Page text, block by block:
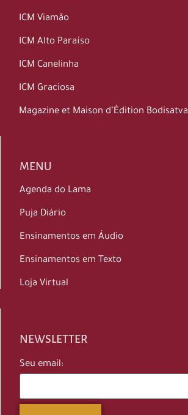
ICM Viamão
ICM Alto Paraíso
ICM Canelinha
ICM Graciosa
Magazine et Maison d’Édition Bodisatva
MENU
Agenda do Lama
Puja Diário
Ensinamentos em Áudio
Ensinamentos em Texto
Loja Virtual
NEWSLETTER
Seu email: